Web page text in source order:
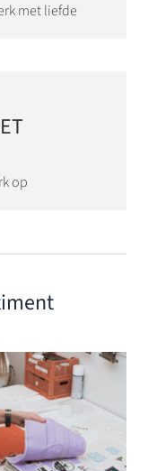
met liefde
op